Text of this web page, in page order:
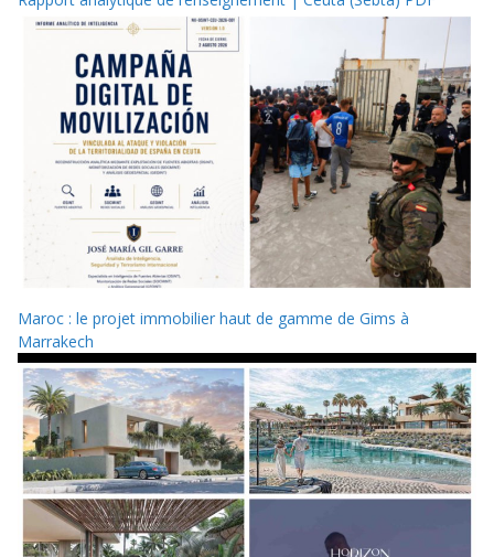
Maroc : le projet immobilier haut de gamme de Gims à
Marrakech